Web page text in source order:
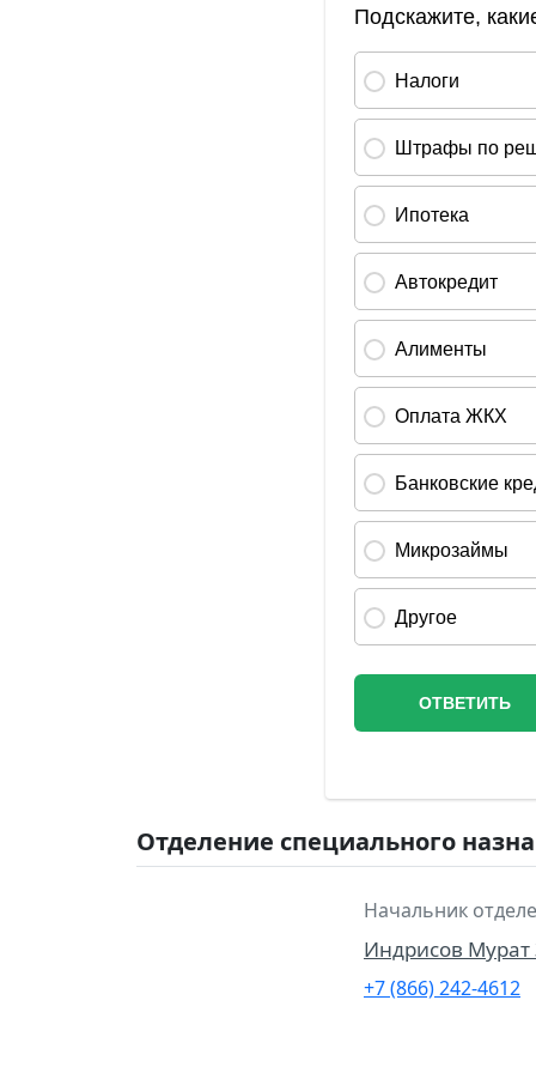
Отделение специального
Начальник
Индрисов
+7 (866) 242-4612